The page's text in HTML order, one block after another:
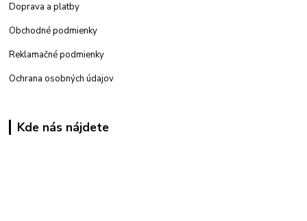
Doprava a platby
Obchodné podmienky
Reklamačné podmienky
Ochrana osobných údajov
Kde nás nájdete